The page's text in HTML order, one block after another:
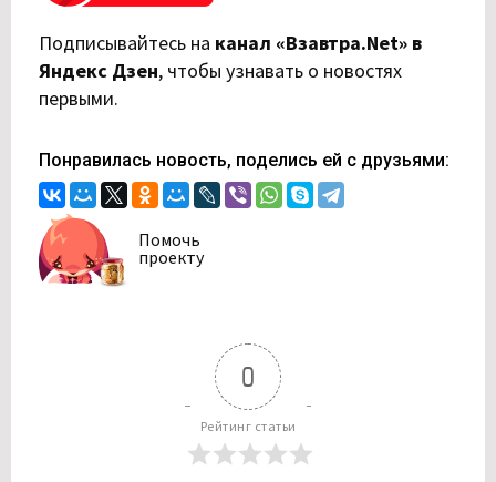
Подписывайтесь на канал «Взавтра.Net» в
Яндекс Дзен, чтобы узнавать о новостях
первыми.
Понравилась новость, поделись ей с друзьями:
Помочь
проекту
0
Рейтинг статьи